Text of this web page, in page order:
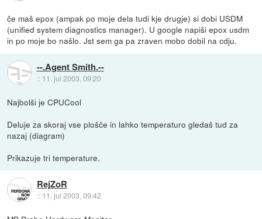
če maš epox (ampak po moje dela tudi kje drugje) si dobi USDM
(unified system diagnostics manager). U google napiši epox usdm
in po moje bo našlo. Jst sem ga pa zraven mobo dobil na cdju.
--.Agent Smith.--
:: 11. jul 2003, 09:20
Najbolši je CPUCool
Deluje za skoraj vse plošče in lahko temperaturo gledaš tud za
nazaj (diagram)
Prikazuje tri temperature.
RejZoR
:: 11. jul 2003, 09:42